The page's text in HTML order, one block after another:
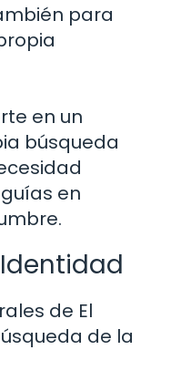
para
en un
búsqueda
en
de El
de la